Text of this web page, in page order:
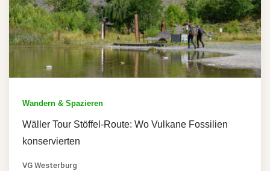
Wandern & Spazieren
Wäller Tour Stöffel-Route: Wo Vulkane Fossilien
konservierten
VG Westerburg